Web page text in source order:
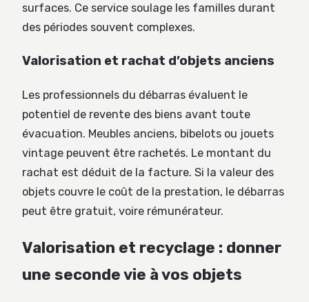
surfaces. Ce service soulage les familles durant
des périodes souvent complexes.
Valorisation et rachat d’objets anciens
Les professionnels du débarras évaluent le
potentiel de revente des biens avant toute
évacuation. Meubles anciens, bibelots ou jouets
vintage peuvent être rachetés. Le montant du
rachat est déduit de la facture. Si la valeur des
objets couvre le coût de la prestation, le débarras
peut être gratuit, voire rémunérateur.
Valorisation et recyclage : donner
une seconde vie à vos objets